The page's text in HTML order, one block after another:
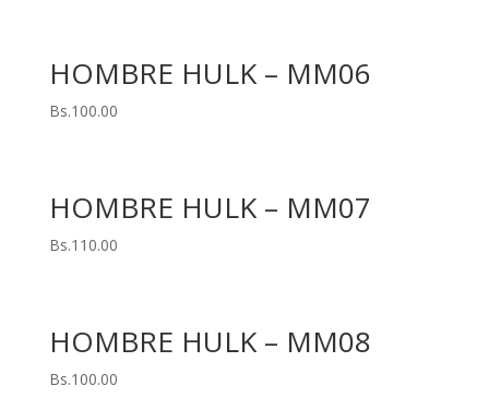
HOMBRE HULK – MM06
Bs.100.00
HOMBRE HULK – MM07
Bs.110.00
HOMBRE HULK – MM08
Bs.100.00